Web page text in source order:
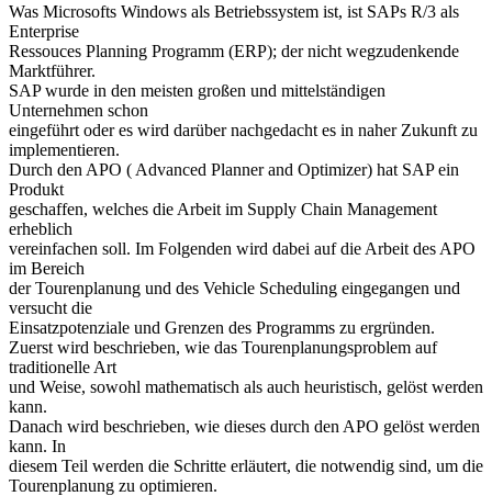
Was Microsofts Windows als Betriebssystem ist, ist SAPs R/3 als
Enterprise
Ressouces Planning Programm (ERP); der nicht wegzudenkende
Marktführer.
SAP wurde in den meisten großen und mittelständigen
Unternehmen schon
eingeführt oder es wird darüber nachgedacht es in naher Zukunft zu
implementieren.
Durch den APO ( Advanced Planner and Optimizer) hat SAP ein
Produkt
geschaffen, welches die Arbeit im Supply Chain Management
erheblich
vereinfachen soll. Im Folgenden wird dabei auf die Arbeit des APO
im Bereich
der Tourenplanung und des Vehicle Scheduling eingegangen und
versucht die
Einsatzpotenziale und Grenzen des Programms zu ergründen.
Zuerst wird beschrieben, wie das Tourenplanungsproblem auf
traditionelle Art
und Weise, sowohl mathematisch als auch heuristisch, gelöst werden
kann.
Danach wird beschrieben, wie dieses durch den APO gelöst werden
kann. In
diesem Teil werden die Schritte erläutert, die notwendig sind, um die
Tourenplanung zu optimieren.